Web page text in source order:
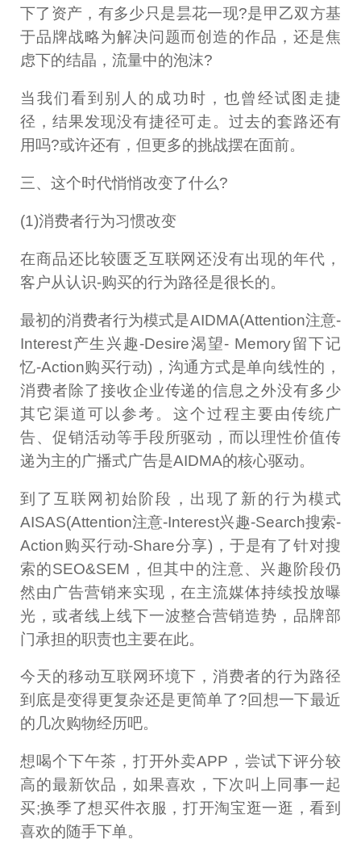
下了资产，有多少只是昙花一现?是甲乙双方基
于品牌战略为解决问题而创造的作品，还是焦
虑下的结晶，流量中的泡沫?
当我们看到别人的成功时，也曾经试图走捷
径，结果发现没有捷径可走。过去的套路还有
用吗?或许还有，但更多的挑战摆在面前。
三、这个时代悄悄改变了什么?
(1)消费者行为习惯改变
在商品还比较匮乏互联网还没有出现的年代，
客户从认识-购买的行为路径是很长的。
最初的消费者行为模式是AIDMA(Attention注意-
Interest产生兴趣-Desire渴望- Memory留下记
忆-Action购买行动)，沟通方式是单向线性的，
消费者除了接收企业传递的信息之外没有多少
其它渠道可以参考。这个过程主要由传统广
告、促销活动等手段所驱动，而以理性价值传
递为主的广播式广告是AIDMA的核心驱动。
到了互联网初始阶段，出现了新的行为模式
AISAS(Attention注意-Interest兴趣-Search搜索-
Action购买行动-Share分享)，于是有了针对搜
索的SEO&SEM，但其中的注意、兴趣阶段仍
然由广告营销来实现，在主流媒体持续投放曝
光，或者线上线下一波整合营销造势，品牌部
门承担的职责也主要在此。
今天的移动互联网环境下，消费者的行为路径
到底是变得更复杂还是更简单了?回想一下最近
的几次购物经历吧。
想喝个下午茶，打开外卖APP，尝试下评分较
高的最新饮品，如果喜欢，下次叫上同事一起
买;换季了想买件衣服，打开淘宝逛一逛，看到
喜欢的随手下单。